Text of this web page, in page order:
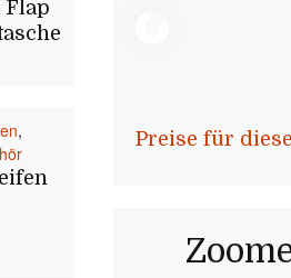
Preise für
Flap
,